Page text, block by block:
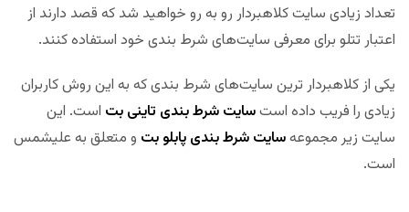
تعداد زیادی سایت کلاهبردار رو به رو خواهید شد که قصد دارند از
اعتبار تتلو برای معرفی سایت‌های شرط بندی خود استفاده کنند.
یکی از کلاهبردار ترین سایت‌های شرط بندی که به این روش کاربران
زیادی را فریب داده استسایت شرط بندی تاینی بت است. این
سایت زیر مجموعهسایت شرط بندی پابلو بت و متعلق به علیشمس
است.